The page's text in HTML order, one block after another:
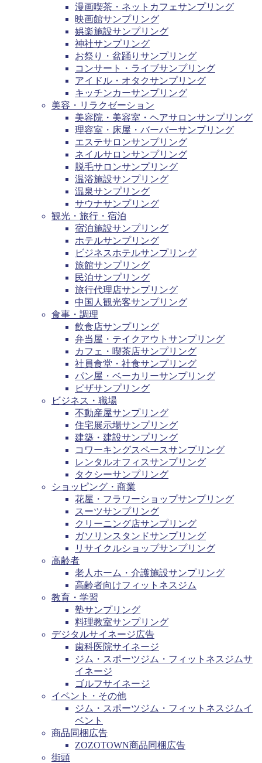
漫画喫茶・ネットカフェサンプリング
映画館サンプリング
娯楽施設サンプリング
神社サンプリング
お祭り・盆踊りサンプリング
コンサート・ライブサンプリング
アイドル・オタクサンプリング
キッチンカーサンプリング
美容・リラクゼーション
美容院・美容室・ヘアサロンサンプリング
理容室・床屋・バーバーサンプリング
エステサロンサンプリング
ネイルサロンサンプリング
脱毛サロンサンプリング
温浴施設サンプリング
温泉サンプリング
サウナサンプリング
観光・旅行・宿泊
宿泊施設サンプリング
ホテルサンプリング
ビジネスホテルサンプリング
旅館サンプリング
民泊サンプリング
旅行代理店サンプリング
中国人観光客サンプリング
食事・調理
飲食店サンプリング
弁当屋・テイクアウトサンプリング
カフェ・喫茶店サンプリング
社員食堂・社食サンプリング
パン屋・ベーカリーサンプリング
ピザサンプリング
ビジネス・職場
不動産屋サンプリング
住宅展示場サンプリング
建築・建設サンプリング
コワーキングスペースサンプリング
レンタルオフィスサンプリング
タクシーサンプリング
ショッピング・商業
花屋・フラワーショップサンプリング
スーツサンプリング
クリーニング店サンプリング
ガソリンスタンドサンプリング
リサイクルショップサンプリング
高齢者
老人ホーム・介護施設サンプリング
高齢者向けフィットネスジム
教育・学習
塾サンプリング
料理教室サンプリング
デジタルサイネージ広告
歯科医院サイネージ
ジム・スポーツジム・フィットネスジムサ
イネージ
ゴルフサイネージ
イベント・その他
ジム・スポーツジム・フィットネスジムイ
ベント
商品同梱広告
ZOZOTOWN商品同梱広告
街頭